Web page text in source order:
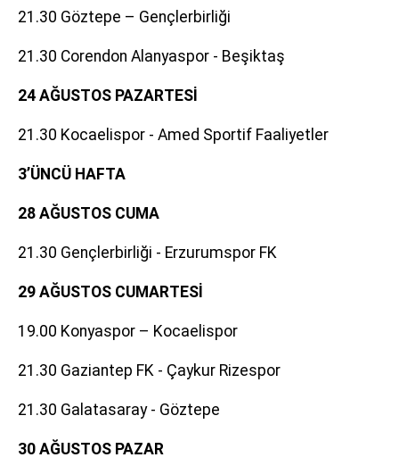
21.30 Göztepe – Gençlerbirliği
21.30 Corendon Alanyaspor - Beşiktaş
24 AĞUSTOS PAZARTESİ
21.30 Kocaelispor - Amed Sportif Faaliyetler
3’ÜNCÜ HAFTA
28 AĞUSTOS CUMA
21.30 Gençlerbirliği - Erzurumspor FK
29 AĞUSTOS CUMARTESİ
19.00 Konyaspor – Kocaelispor
21.30 Gaziantep FK - Çaykur Rizespor
21.30 Galatasaray - Göztepe
30 AĞUSTOS PAZAR